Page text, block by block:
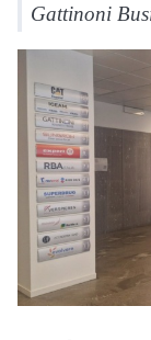
Gattinoni